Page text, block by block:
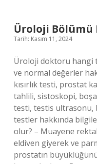
Üroloji Bölümü
Tarih: Kasım 11, 2024
Üroloji doktoru hangi
ve normal değerler
kısırlık testi, prostat
tahlili, sistoskopi,
testi, testis ultrasonu,
testler hakkında
olur? – Muayene
eldiven giyerek ve
prostatın